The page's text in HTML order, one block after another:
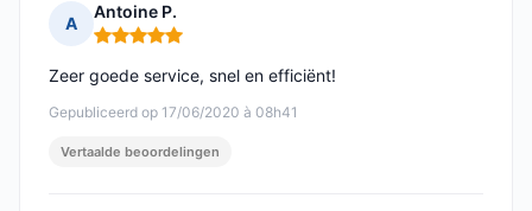
A
Antoine P.
Opmerking: 5 van 5
Gepubliceerd op 17/06/2020 à 08h41
Zeer goede service, snel en efficiënt!
Vertaalde beoordelingen